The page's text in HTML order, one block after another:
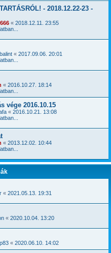
- 2018.12.22-23 -
« 2018.12.11. 23:55
« 2017.09.06. 20:01
« 2016.10.27. 18:14
vége 2016.10.15
« 2016.10.21. 13:08
« 2013.12.02. 10:44
« 2021.05.13. 19:31
« 2020.10.04. 13:20
« 2020.06.10. 14:02